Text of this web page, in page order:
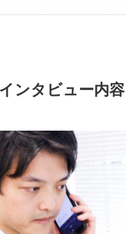
ンタビュー内